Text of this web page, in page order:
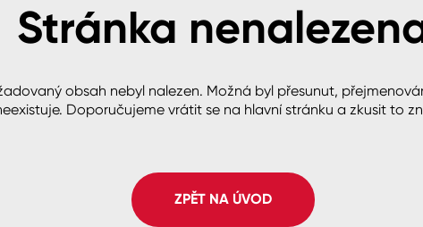
Stránka
obsah nebyl nalezen. Možná byl přesunut,
Doporučujeme vrátit se na hlavní stránku a zkusit to
ZPĚT NA ÚVOD